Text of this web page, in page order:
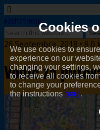
Cookies
We use cookies to
experience on our
changing your settings,
to receive all cookies
to change your
the instructionshere.
easttothesun
26 Septembra, 2018 • 8
Vodič za